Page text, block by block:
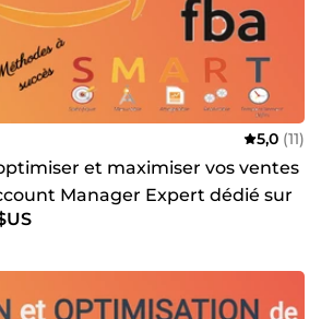
5,0 (11)
et maximiser vos ventes
Manager Expert dédié sur